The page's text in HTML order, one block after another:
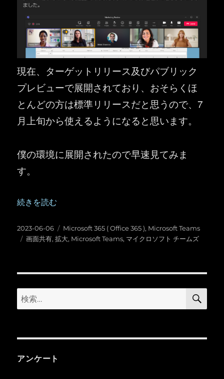
現在、ターゲットリリース及びパブリック
プレビューで展開されており、おそらくほ
とんどの方は標準リリースだと思うので、7
月上旬から使えるようになると思います。
僕の環境に展開されたので早速見てみま
す。
“Microsoft Teams ：会議で画面共有の拡大ボタンが登場す
続きを読む
投
稿
2023-06-06
カ
テ
Microsoft 365 ( Office 365 ), Microsoft Teams
タ
画面共有,拡大, Microsoft Teams, マイクロソフト チームズ
検
索:
検
アンケート